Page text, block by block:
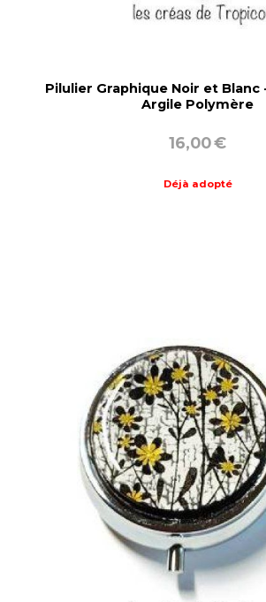
Pilulier Graphique Noir et Blanc
Argile Polymère
16,00€
Déjà adopté